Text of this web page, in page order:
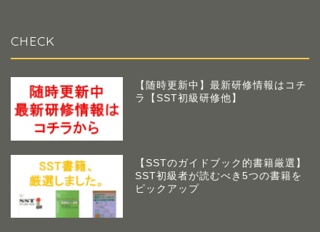
CHECK
【随時更新中】最新研修情報はコチ
ラ【SST初級研修他】
【SSTのガイドブック的書籍厳選】
SST初級者が読むべき5つの書籍を
ピックアップ